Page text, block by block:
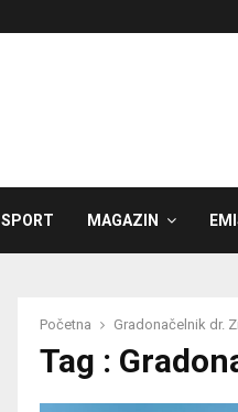
SPORT MAGAZIN
Početna Gradonačelnik dr.
Tag :